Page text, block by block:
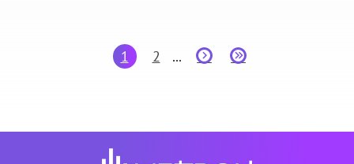
1 2 ...